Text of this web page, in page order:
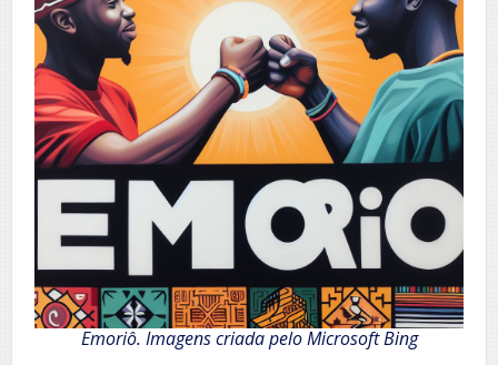
Emoriô. Imagens criada pelo Microsoft Bing